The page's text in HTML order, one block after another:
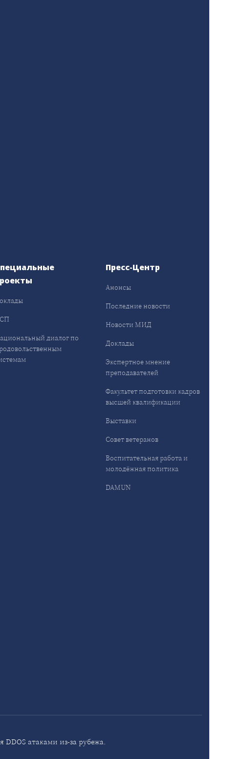
диалог по
Пресс-Центр
Анонсы
Последние новости
Новости МИД
Доклады
Экспертное мнение
преподавателей
Факультет подготовки кадров
высшей квалификации
Выставки
Совет ветеранов
Воспитательная работа и
молодёжная политика
DAMUN
атаками из-за рубежа.